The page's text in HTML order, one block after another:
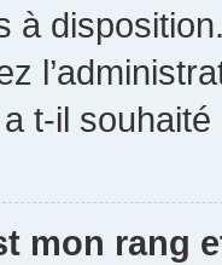
à
t-il
mon rang